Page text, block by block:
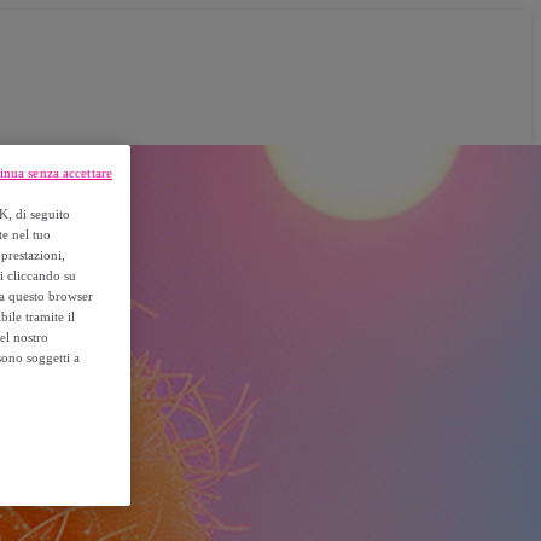
di seguito
nel tuo
cliccando su
questo browser
tramite il
nostro
soggetti a
senza accettare